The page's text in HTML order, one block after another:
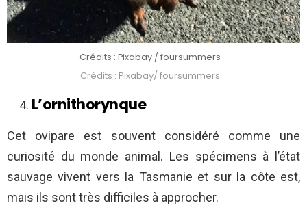
Crédits : Pixabay / foursummers
Crédits : Pixabay/ foursummers
L’ornithorynque
Cet ovipare est souvent considéré comme une
curiosité du monde animal. Les spécimens à l’état
sauvage vivent vers la Tasmanie et sur la côte est,
mais ils sont très difficiles à approcher.